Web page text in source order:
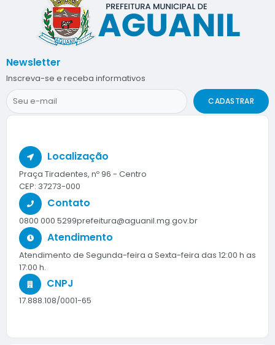
Localização
Praça Tiradentes, nº 96 - Centro
CEP: 37273-000
Contato
0800 000 5299prefeitura@aguanil.mg.gov.br
Atendimento
Atendimento de Segunda-feira a Sexta-feira das 12:00 h as
17:00 h.
CNPJ
17.888.108/0001-65
Newsletter
Inscreva-se e receba informativos
CADASTRAR